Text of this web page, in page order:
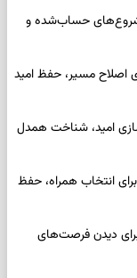
مرداد ۱۴۰۵ | روزی برای شروع‌های حساب‌شده و
۱۴۰۵ | پیام‌هایی برای اصلاح مسیر، حفظ امید
۱۴۰۵ | فرصت بازسازی امید، شناخت همدل
۱۴۰۵ | نشانه‌هایی برای انتخاب همراه، حفظ
۱۴۰۵ | نقش‌هایی برای دیدن فرصت‌های